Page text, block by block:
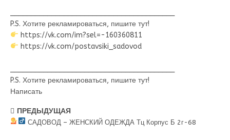
P.S. Хотите рекламироваться, пишите тут!
https://vk.com/im?sel=-160360811
https://vk.com/postavsiki_sadovod
P.S. Хотите рекламироваться, пишите тут!
Написать
ПРЕДЫДУЩАЯ
САДОВОД – ЖЕНСКИЙ ОДЕЖДА Тц Корпус Б 2г-68